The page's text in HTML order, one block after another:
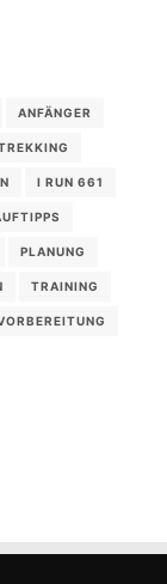
ANFÄNGER
I RUN 661
PLANUNG
TRAINING